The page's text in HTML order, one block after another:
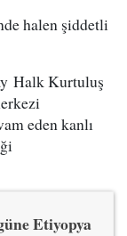
halen şiddetli
Halk Kurtuluş
eden kanlı
Etiyopya